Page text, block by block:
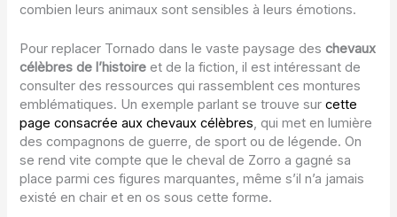
combien leurs animaux sont sensibles à leurs émotions.
Pour replacer Tornado dans le vaste paysage deschevaux
célèbres de l’histoire et de la fiction, il est intéressant de
consulter des ressources qui rassemblent ces montures
emblématiques. Un exemple parlant se trouve surcette
page consacrée aux chevaux célèbres, qui met en lumière
des compagnons de guerre, de sport ou de légende. On
se rend vite compte que le cheval de Zorro a gagné sa
place parmi ces figures marquantes, même s’il n’a jamais
existé en chair et en os sous cette forme.